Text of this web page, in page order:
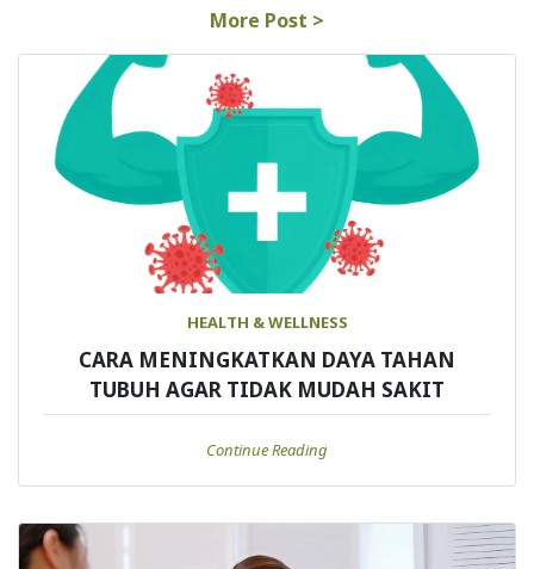
More Post >
HEALTH & WELLNESS
CARA MENINGKATKAN DAYA TAHAN
TUBUH AGAR TIDAK MUDAH SAKIT
Continue Reading